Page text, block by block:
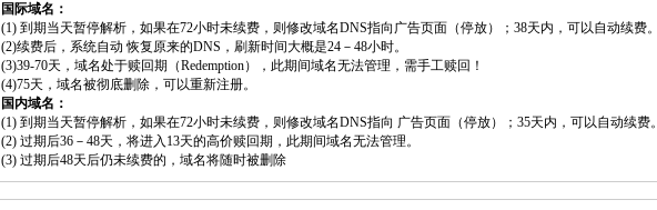
国际域名：
(1) 到期当天暂停解析，如果在72小时未续费，则修改域名DNS指向广告页面（停放）；38天内，可以自动续费。
(2)续费后，系统自动 恢复原来的DNS，刷新时间大概是24－48小时。
(3)39-70天，域名处于赎回期（Redemption），此期间域名无法管理，需手工赎回！
(4)75天，域名被彻底删除，可以重新注册。
国内域名：
(1) 到期当天暂停解析，如果在72小时未续费，则修改域名DNS指向 广告页面（停放）；35天内，可以自动续费。
(2) 过期后36－48天，将进入13天的高价赎回期，此期间域名无法管理。
(3) 过期后48天后仍未续费的，域名将随时被删除